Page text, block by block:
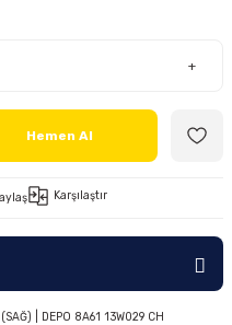
FOCUS 4 (2019-2025)
Ön/Arka Takımlar
+
Hemen Al
Karşılaştır
| DEPO 8A61 13W029 CH